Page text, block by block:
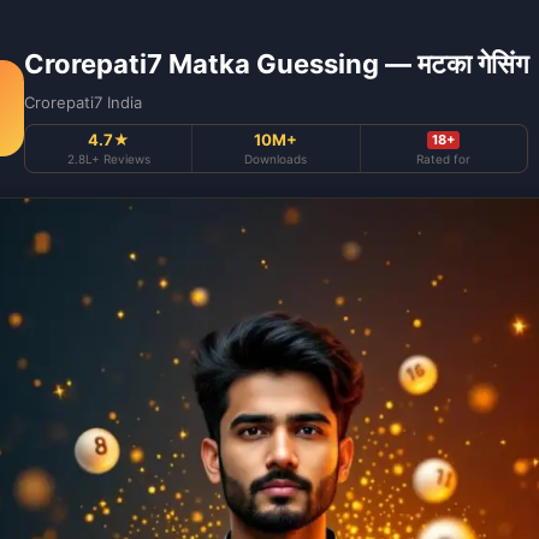
Crorepati7 Matka Guessing — मटका गेसिंग
Crorepati7 India
4.7★
2.8L+ Reviews
10M+
Downloads
18+
Rated for